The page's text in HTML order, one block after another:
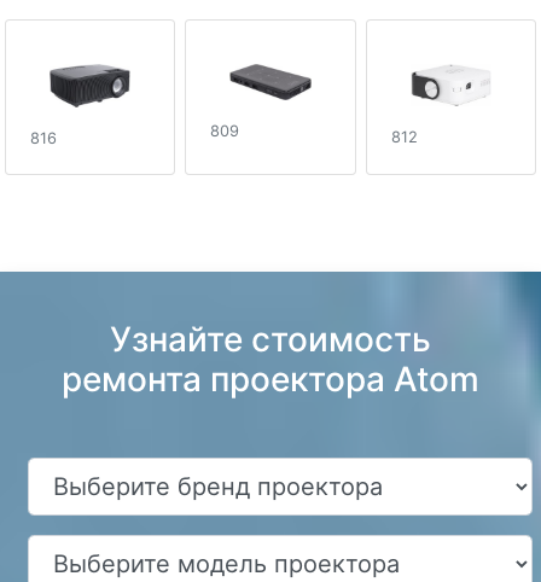
816 809 812
Узнайте стоимость
ремонта проектора Atom